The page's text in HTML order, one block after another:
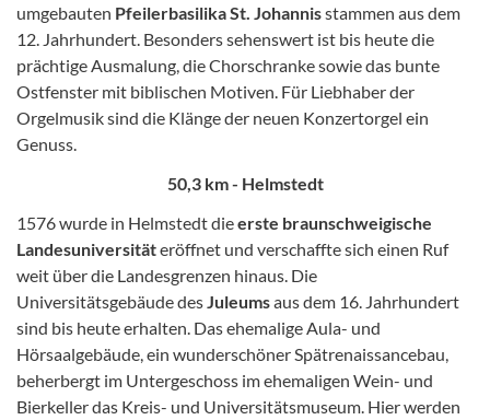
umgebauten Pfeilerbasilika St. Johannisstammen aus dem
12. Jahrhundert. Besonders sehenswert ist bis heute die
prächtige Ausmalung, die Chorschranke sowie das bunte
Ostfenster mit biblischen Motiven. Für Liebhaber der
Orgelmusik sind die Klänge der neuen Konzertorgel ein
Genuss.
50,3 km - Helmstedt
1576 wurde in Helmstedt dieerste braunschweigische
Landesuniversitäteröffnet und verschaffte sich einen Ruf
weit über die Landesgrenzen hinaus. Die
Universitätsgebäude des Juleumsaus dem 16. Jahrhundert
sind bis heute erhalten. Das ehemalige Aula- und
Hörsaalgebäude, ein wunderschöner Spätrenaissancebau,
beherbergt im Untergeschoss im ehemaligen Wein- und
Bierkeller das Kreis- und Universitätsmuseum. Hier werden